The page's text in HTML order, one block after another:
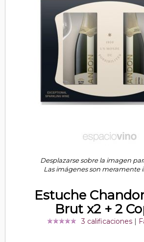
Desplazarse sobre la imagen
Las imágenes son meramente
Estuche
Brut x2 + 2
3 calificaciones|